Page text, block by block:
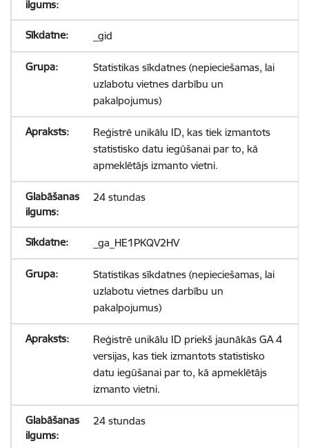
_gid
Statistikas sīkdatnes (nepieciešamas, lai
uzlabotu vietnes darbību un
pakalpojumus)
Reģistrē unikālu ID, kas tiek izmantots
statistisko datu iegūšanai par to, kā
apmeklētājs izmanto vietni.
24 stundas
_ga_HE1PKQV2HV
Statistikas sīkdatnes (nepieciešamas, lai
uzlabotu vietnes darbību un
pakalpojumus)
Reģistrē unikālu ID priekš jaunākās GA 4
versijas, kas tiek izmantots statistisko
datu iegūšanai par to, kā apmeklētājs
izmanto vietni.
24 stundas